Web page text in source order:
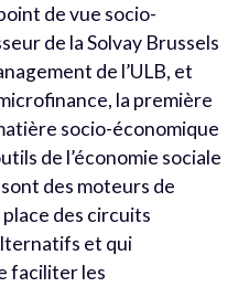
de vue socio-
de la Solvay Brussels
de l’ULB, et
la première
socio-économique
de l’économie sociale
des moteurs de
des circuits
et qui
faciliter les